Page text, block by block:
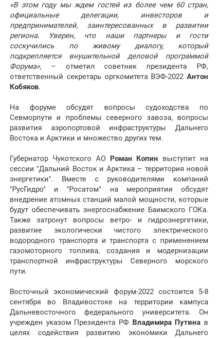
«В этом году мы ждем гостей из более чем 60 стран,
официальные делегации, инвесторов и
предпринимателей, заинтересованных в развитии
региона. Уверен, что наши партнеры и гости
соскучились по живому диалогу, который
подкрепляется внушительной деловой программой
Форума», – отметил советник президента РФ,
ответственный секретарь оргкомитета ВЭФ-2022 Антон
Кобяков.
На форуме обсудят вопросы судоходства по
Севморпути и проблемы северного завоза, вопросы
развития аэропортовой инфраструктуры Дальнего
Востока и Арктики и множество других тем.
Губернатор Чукотского АО Роман Копин выступит на
сессии "Дальний Восток и Арктика – территория новой
энергетики". Вместе с руководителями компаний
"РусГидро" и "Росатом" на мероприятии обсудят
внедрение атомных станций малой мощности, которые
будут обеспечивать энергоснабжение Баимского ГОКа.
Также затронут вопросы ветро- и гидроэнергетики,
развитие экологически чистого электрического
водородного транспорта и транспорта с применением
газомоторного топлива, создания и модернизации
транспортной инфраструктуры Северного морского
пути.
Восточный экономический форум-2022 состоится 5-8
сентября во Владивостоке на территории кампуса
Дальневосточного федерального университета. Он
учрежден указом Президента РФ
Владимира Путина в
целях содействия развитию экономики Дальнего